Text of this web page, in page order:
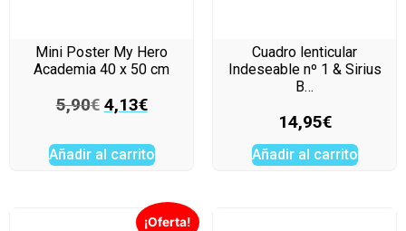
Mini Poster My Hero
Academia 40 x 50 cm
5,90€ 4,13€
Añadir al carrito
Cuadro lenticular
Indeseable nº 1 & Sirius
B…
14,95€
Añadir al carrito
¡Oferta!